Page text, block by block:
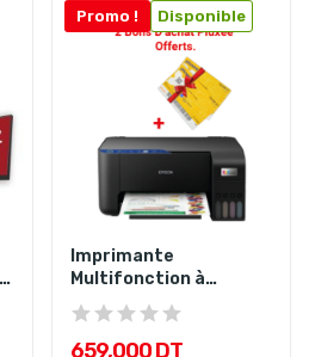
Promo ! Disponible
Imprimante
Multifonction à
réservoir intégré...
659,000 DT